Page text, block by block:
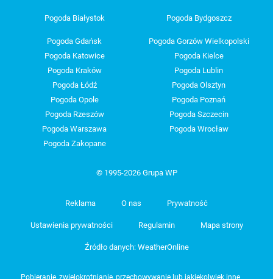
Pogoda Białystok Pogoda Bydgoszcz
Pogoda Gdańsk
Pogoda Gorzów Wielkopolski
Pogoda Katowice
Pogoda Kielce
Pogoda Kraków
Pogoda Lublin
Pogoda Łódź
Pogoda Olsztyn
Pogoda Opole
Pogoda Poznań
Pogoda Rzeszów
Pogoda Szczecin
Pogoda Warszawa
Pogoda Wrocław
Pogoda Zakopane
© 1995-2026 Grupa WP
Reklama O nas Prywatność
Ustawienia prywatności Regulamin Mapa strony
Źródło danych: WeatherOnline
Pobieranie, zwielokrotnianie, przechowywanie lub jakiekolwiek inne